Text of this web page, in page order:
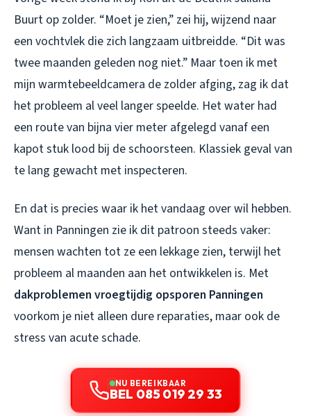
Buurt op zolder. “Moet je zien,” zei hij, wijzend naar
een vochtvlek die zich langzaam uitbreidde. “Dit was
twee maanden geleden nog niet.” Maar toen ik met
mijn warmtebeeldcamera de zolder afging, zag ik dat
het probleem al veel langer speelde. Het water had
een route van bijna vier meter afgelegd vanaf een
kapot stuk lood bij de schoorsteen. Klassiek geval van
te lang gewacht met inspecteren.
En dat is precies waar ik het vandaag over wil hebben.
Want in Panningen zie ik dit patroon steeds vaker:
mensen wachten tot ze een lekkage zien, terwijl het
probleem al maanden aan het ontwikkelen is. Met
dakproblemen vroegtijdig opsporen Panningen
voorkom je niet alleen dure reparaties, maar ook de
stress van acute schade.
NU BEREIKBAAR
BEL 085 019 29 33